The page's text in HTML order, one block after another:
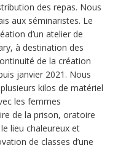
des repas. Nous
aux séminaristes. Le
d’un atelier de
à destination des
de la création
janvier 2021. Nous
kilos de matériel
les femmes
de la prison, oratoire
lieu chaleureux et
de classes d’une